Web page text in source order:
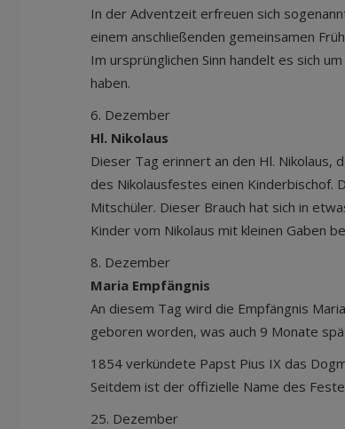
In der Adventzeit erfreuen sich
einem anschließenden gemeinsamen
Im ursprünglichen Sinn handelt es sich
haben.
6. Dezember
Hl. Nikolaus
Dieser Tag erinnert an den Hl. Nikolaus,
des Nikolausfestes einen Kinderbischof.
Mitschüler. Dieser Brauch hat sich in
Kinder vom Nikolaus mit kleinen Gaben
8. Dezember
Maria Empfängnis
An diesem Tag wird die Empfängnis
geboren worden, was auch 9 Monate
1854 verkündete Papst Pius IX das
Seitdem ist der offizielle Name des
25. Dezember